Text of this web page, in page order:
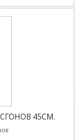
45СМ.